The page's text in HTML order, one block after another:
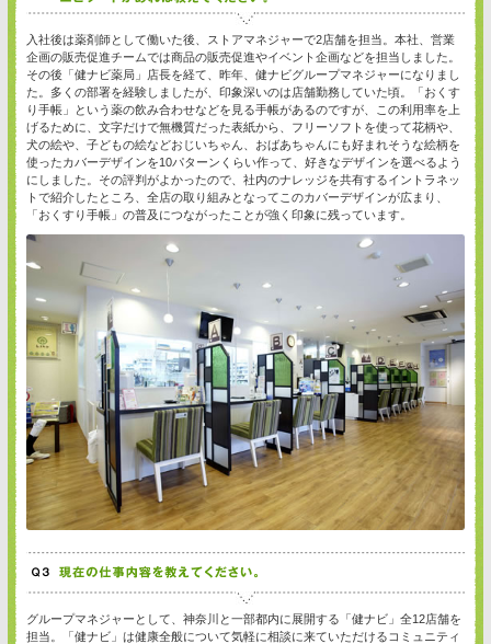
入社後は薬剤師として働いた後、ストアマネジャーで2店舗を担当。本社、営業
企画の販売促進チームでは商品の販売促進やイベント企画などを担当しました。
その後「健ナビ薬局」店長を経て、昨年、健ナビグループマネジャーになりまし
た。多くの部署を経験しましたが、印象深いのは店舗勤務していた頃。「おくす
り手帳」という薬の飲み合わせなどを見る手帳があるのですが、この利用率を上
げるために、文字だけで無機質だった表紙から、フリーソフトを使って花柄や、
犬の絵や、子どもの絵などおじいちゃん、おばあちゃんにも好まれそうな絵柄を
使ったカバーデザインを10パターンくらい作って、好きなデザインを選べるよう
にしました。その評判がよかったので、社内のナレッジを共有するイントラネッ
トで紹介したところ、全店の取り組みとなってこのカバーデザインが広まり、
「おくすり手帳」の普及につながったことが強く印象に残っています。
グループマネジャーとして、神奈川と一部都内に展開する「健ナビ」全12店舗を
担当。「健ナビ」は健康全般について気軽に相談に来ていただけるコミュニティ